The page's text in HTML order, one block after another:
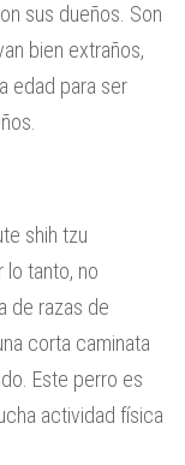
sus dueños. Son
bien extraños,
edad para ser
lo tanto, no
de razas de
corta caminata
Este perro es
actividad física